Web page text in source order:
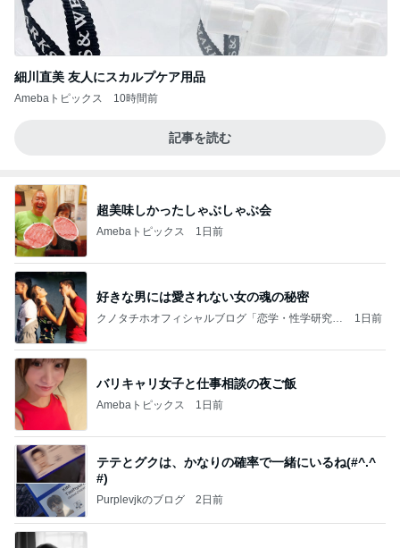
細川直美 友人にスカルプケア用品
Amebaトピックス 10時間前
記事を読む
超美味しかったしゃぶしゃぶ会
Amebaトピックス 1日前
好きな男には愛されない女の魂の秘密
クノタチホオフィシャルブログ「恋学・性学研究
1日前
バリキャリ女子と仕事相談の夜ご飯
Amebaトピックス 1日前
テテとグクは、かなりの確率で一緒にいるね(#^.^
#)
Purplevjkのブログ 2日前